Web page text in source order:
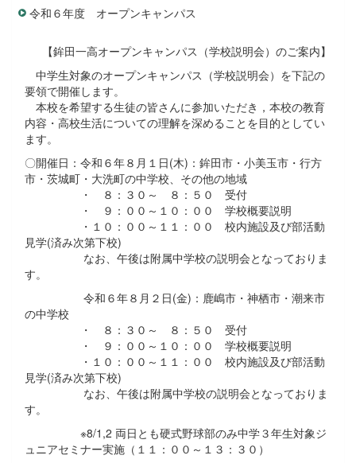
令和６年度 オープンキャンパス
【鉾田一高オープンキャンパス（学校説明会）のご案内】
中学生対象のオープンキャンパス（学校説明会）を下記の
要領で開催します。
本校を希望する生徒の皆さんに参加いただき，本校の教育
内容・高校生活についての理解を深めることを目的としてい
ます。
〇開催日：令和６年８月１日(木)：鉾田市・小美玉市・行方
市・茨城町・大洗町の中学校、その他の地域
・ ８：３０～ ８：５０ 受付
・ ９：００～１０：００ 学校概要説明
・１０：００～１１：００ 校内施設及び部活動
見学(済み次第下校)
なお、午後は附属中学校の説明会となっておりま
す。
令和６年８月２日(金)：鹿嶋市・神栖市・潮来市
の中学校
・ ８：３０～ ８：５０ 受付
・ ９：００～１０：００ 学校概要説明
・１０：００～１１：００ 校内施設及び部活動
見学(済み次第下校)
なお、午後は附属中学校の説明会となっておりま
す。
※8/1,2 両日とも硬式野球部のみ中学３年生対象ジ
ュニアセミナー実施（１１：００～１３：３０）